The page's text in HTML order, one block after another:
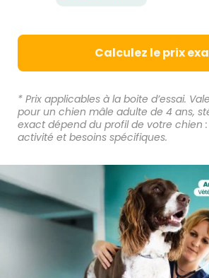
Calculez le prix
* Prix applicables à la boite d’essai.
pour un chien mâle adulte de 4 ans,
exact dépend du profil de votre chien :
activité et besoins spécifiques.